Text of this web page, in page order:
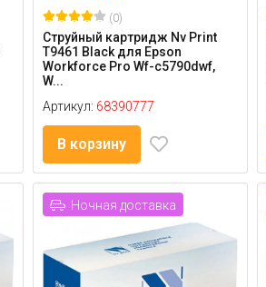
(0)
Струйный картридж Nv Print
T9461 Black для Epson
Workforce Pro Wf-c5790dwf,
W...
Артикул: 68390777
В корзину
Ночная доставка